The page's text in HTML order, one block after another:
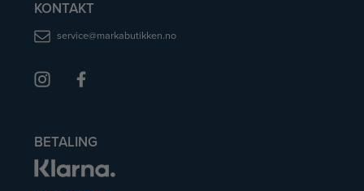
KONTAKT
service@markabutikken.no
BETALING